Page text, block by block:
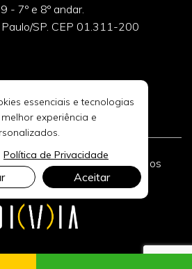
- 7º e 8º andar.
Paulo/SP. CEP 01.311-200
Marketing Digital. Todos os
essenciais e tecnologias
experiência e
Política de Privacidade
Aceitar